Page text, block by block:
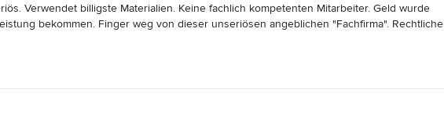
Verwendet billigste Materialien. Keine fachlich kompetenten Mitarbeiter. Geld wurde
bekommen. Finger weg von dieser unseriösen angeblichen "Fachfirma". Rechtliche